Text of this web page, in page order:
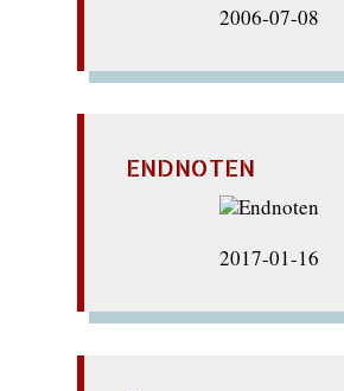
2006-07-08
ENDNOTEN
2017-01-16